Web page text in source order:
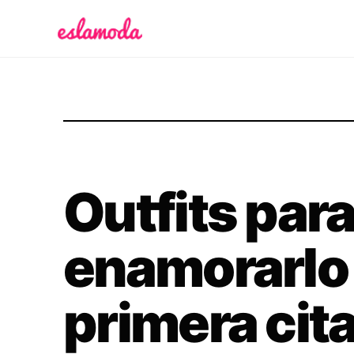
Outfits para
enamorarlo
primera